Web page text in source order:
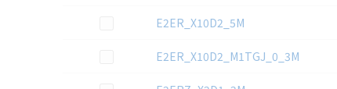
この資料を選択E2ER_X10D2_5M
この資料を選択E2ER_X10D2_M1TGJ_0_3M